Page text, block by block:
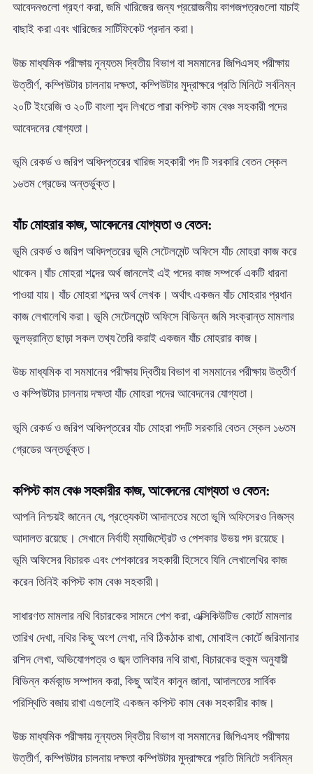
আবেদনগুলো গ্রহণ করা, জমি খারিজের জন্য প্রয়োজনীয় কাগজপত্রগুলো যাচাই
বাছাই করা এবং খারিজের সার্টিফিকেট প্রদান করা।
উচ্চ মাধ্যমিক পরীক্ষায় নূন্যতম দ্বিতীয় বিভাগ বা সমমানের জিপিএসহ পরীক্ষায়
উত্তীর্ণ, কম্পিউটার চালনায় দক্ষতা, কম্পিউটার মুদ্রাক্ষরে প্রতি মিনিটে সর্বনিম্ন
২০টি ইংরেজি ও ২০টি বাংলা শব্দ লিখতে পারা কপিস্ট কাম বেঞ্চ সহকারী পদের
আবেদনের যোগ্যতা।
ভূমি রেকর্ড ও জরিপ অধিদপ্তরের খারিজ সহকারী পদ টি সরকারি বেতন স্কেল
১৬তম গ্রেডের অন্তর্ভুক্ত।
যাঁচ মোহরার কাজ, আবেদনের যোগ্যতা ও বেতন:
ভূমি রেকর্ড ও জরিপ অধিদপ্তরের ভূমি সেটেলমেন্ট অফিসে যাঁচ মোহরা কাজ করে
থাকেন।যাঁচ মোহরা শব্দের অর্থ জানলেই এই পদের কাজ সম্পর্কে একটি ধারনা
পাওয়া যায়। যাঁচ মোহরা শব্দের অর্থ লেখক। অর্থাৎ একজন যাঁচ মোহরার প্রধান
কাজ লেখালেখি করা। ভূমি সেটেলমেন্ট অফিসে বিভিন্ন জমি সংক্রান্ত মামলার
ভুলভ্রান্তি ছাড়া সকল তথ্য তৈরি করাই একজন যাঁচ মোহরার কাজ।
উচ্চ মাধ্যমিক বা সমমানের পরীক্ষায় দ্বিতীয় বিভাগ বা সমমানের পরীক্ষায় উত্তীর্ণ
ও কম্পিউটার চালনায় দক্ষতা যাঁচ মোহরা পদের আবেদনের যোগ্যতা।
ভূমি রেকর্ড ও জরিপ অধিদপ্তরের যাঁচ মোহরা পদটি সরকারি বেতন স্কেল ১৬তম
গ্রেডের অন্তর্ভুক্ত।
কপিস্ট কাম বেঞ্চ সহকারীর কাজ, আবেদনের যোগ্যতা ও বেতন:
আপনি নিশ্চয়ই জানেন যে, প্রত্যেকটা আদালতের মতো ভূমি অফিসেরও নিজস্ব
আদালত রয়েছে। সেখানে নির্বাহী ম্যাজিস্ট্রেট ও পেশকার উভয় পদ রয়েছে।
ভূমি অফিসের বিচারক এবং পেশকারের সহকারী হিসেবে যিনি লেখালেখির কাজ
করেন তিনিই কপিস্ট কাম বেঞ্চ সহকারী।
সাধারণত মামলার নথি বিচারকের সামনে পেশ করা, এক্সিকিউটিভ কোর্টে মামলার
তারিখ দেখা, নথির কিছু অংশ লেখা, নথি ঠিকঠাক রাখা, মোবাইল কোর্টে জরিমানার
রশিদ লেখা, অভিযোগপত্র ও জব্দ তালিকার নথি রাখা, বিচারকের হুকুম অনুযায়ী
বিভিন্ন কর্মকান্ড সম্পাদন করা, কিছু আইন কানুন জানা, আদালতের সার্বিক
পরিস্থিতি বজায় রাখা এগুলোই একজন কপিস্ট কাম বেঞ্চ সহকারীর কাজ।
উচ্চ মাধ্যমিক পরীক্ষায় নূন্যতম দ্বিতীয় বিভাগ বা সমমানের জিপিএসহ পরীক্ষায়
উত্তীর্ণ, কম্পিউটার চালনায় দক্ষতা কম্পিউটার মুদ্রাক্ষরে প্রতি মিনিটে সর্বনিম্ন